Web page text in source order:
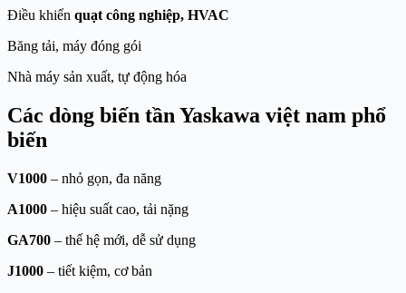
Điều khiển quạt công nghiệp, HVAC
Băng tải, máy đóng gói
Nhà máy sản xuất, tự động hóa
Các dòng biến tần Yaskawa việt nam phổ
biến
V1000 – nhỏ gọn, đa năng
A1000 – hiệu suất cao, tải nặng
GA700 – thế hệ mới, dễ sử dụng
J1000 – tiết kiệm, cơ bản